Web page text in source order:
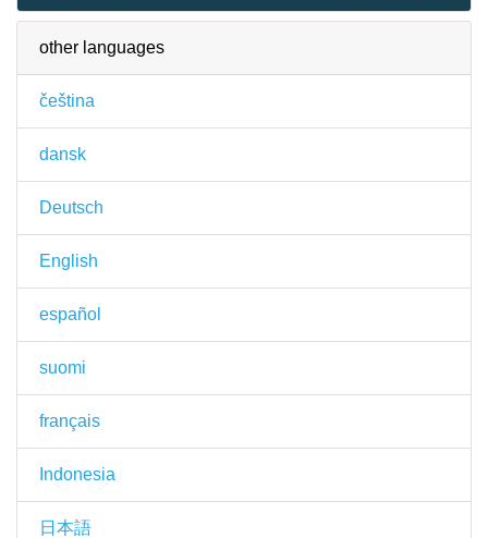
other languages
čeština
dansk
Deutsch
English
español
suomi
français
Indonesia
日本語